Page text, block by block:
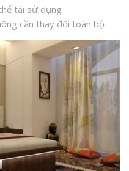
tái sử dụng
cần thay đổi toàn bộ